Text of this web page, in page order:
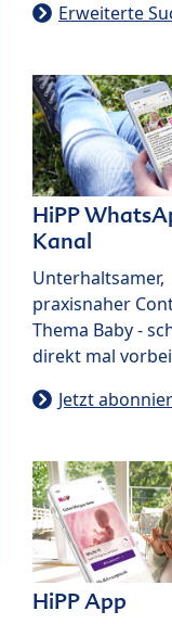
Erweiterte
HiPP
Kanal
Unterhaltsamer,
praxisnaher
Thema Baby -
direkt mal
Jetzt
HiPP App